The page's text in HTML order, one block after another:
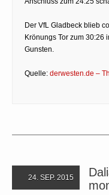
Der VfL Gladbeck blieb
Krönungs Tor zum 30:26
Gunsten.
Quelle: derwesten.de –
24. SEP. 2015